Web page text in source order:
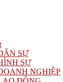
SỰ
SỰ
NGHIỆP